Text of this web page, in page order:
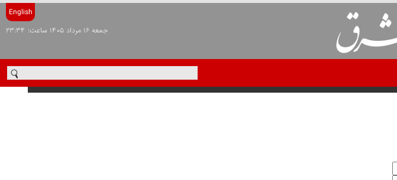
English
جمعه ۱۶ مرداد ۱۴۰۵ ساعت: ۲۳:۳۴